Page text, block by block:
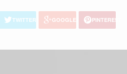
TWITTER GOOGLE+ PINTEREST